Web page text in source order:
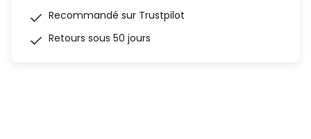
Recommandé sur Trustpilot
Retours sous 50 jours